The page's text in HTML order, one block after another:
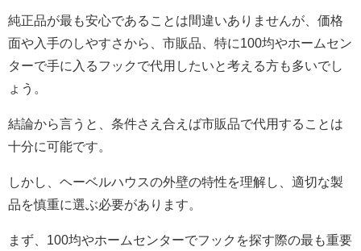
純正品が最も安心であることは間違いありませんが、価格
面や入手のしやすさから、市販品、特に100均やホームセン
ターで手に入るフックで代用したいと考える方も多いでし
ょう。
結論から言うと、条件さえ合えば市販品で代用することは
十分に可能です。
しかし、ヘーベルハウスの外壁の特性を理解し、適切な製
品を慎重に選ぶ必要があります。
まず、100均やホームセンターでフックを探す際の最も重要